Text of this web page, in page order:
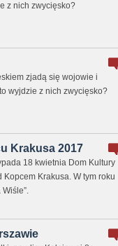
z nich zwycięsko?
zjadą się wojowie i
wyjdzie z nich zwycięsko?
Krakusa 2017
18 kwietnia Dom Kultury
Krakusa. W tym roku